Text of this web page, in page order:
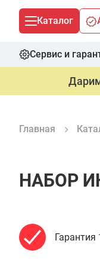
Каталог
Сервис и
Главная
НАБОР
Гарантия